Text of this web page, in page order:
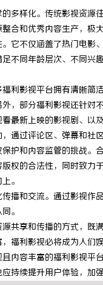
多样化。传统影视资
合和优秀内容生产，极
它不仅涵盖了热门电
不同年龄层次、不同
利影视平台拥有清晰
，部分福利影视还针对
最新上映的影视剧、
通过评论区、弹幕和社
护和内容监管的挑战
权的合法性，同时致
。
播和交流。通过影视
。
共享和传播的方式，
福利影视必将成为人
内容丰富的福利影视
持续提升用户体验，加
武汉配眼镜 上海配眼镜